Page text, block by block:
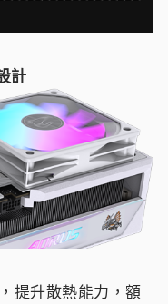
計
提升散熱能力，額